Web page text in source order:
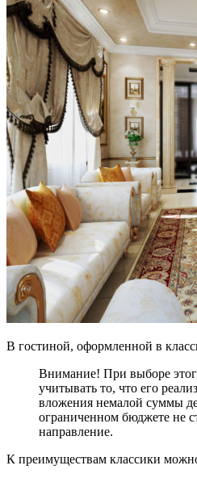
В гостиной, оформленной в
Внимание! При выборе
учитывать то, что его
вложения немалой суммы
ограниченном бюджете не
направление.
К преимуществам классики